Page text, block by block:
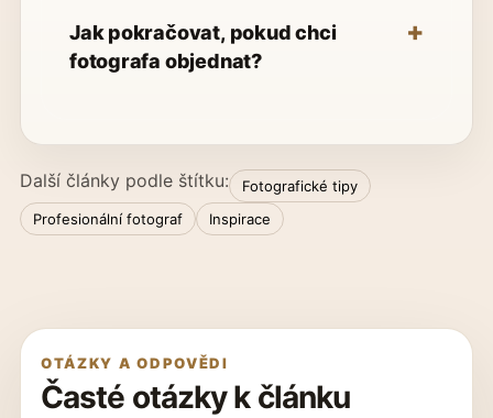
Jak pokračovat, pokud chci
fotografa objednat?
Další články podle štítku:
Fotografické tipy
Profesionální fotograf
Inspirace
OTÁZKY A ODPOVĚDI
Časté otázky k článku